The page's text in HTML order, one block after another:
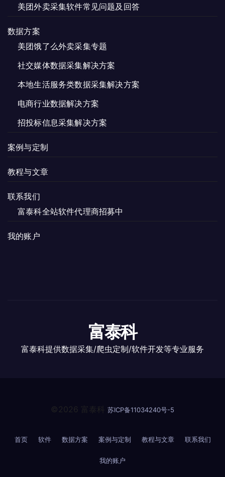
美团外卖采集软件常见问题及回答
数据方案
美团饿了么外卖采集专题
社交媒体数据采集解决方案
本地生活服务类数据采集解决方案
电商行业数据解决方案
招投标信息采集解决方案
案例与定制
教程与文章
联系我们
富泰科全站软件代理商招募中
我的账户
富泰科
富泰科提供数据采集/爬虫定制/软件开发等专业服务
©2026 富泰科 苏ICP备11034240号-5
首页 软件 数据方案 案例与定制 教程与文章 联系我们
我的账户